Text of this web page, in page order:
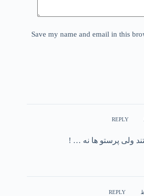
Save my name and email in this
REPLY
ولی پرستو ها نه … !
REPLY